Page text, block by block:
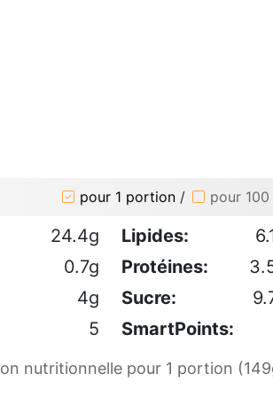
pour 1 portion / pour 100
24.4g Lipides:
0.7g Protéines:
4g Sucre:
5 SmartPoints:
nutritionnelle pour 1 portion